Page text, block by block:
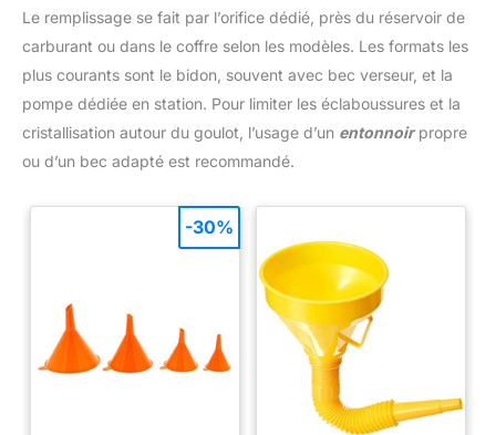
Le remplissage se fait par l’orifice dédié, près du réservoir de
carburant ou dans le coffre selon les modèles. Les formats les
plus courants sont le bidon, souvent avec bec verseur, et la
pompe dédiée en station. Pour limiter les éclaboussures et la
cristallisation autour du goulot, l’usage d’un entonnoirpropre
ou d’un bec adapté est recommandé.
-30%